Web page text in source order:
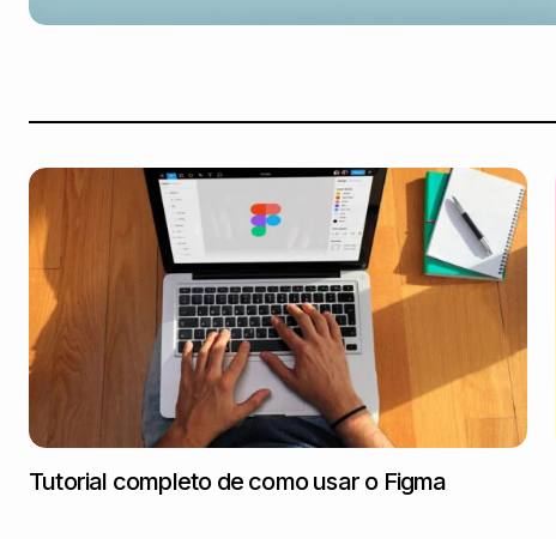
Tutorial completo de como usar o Figma